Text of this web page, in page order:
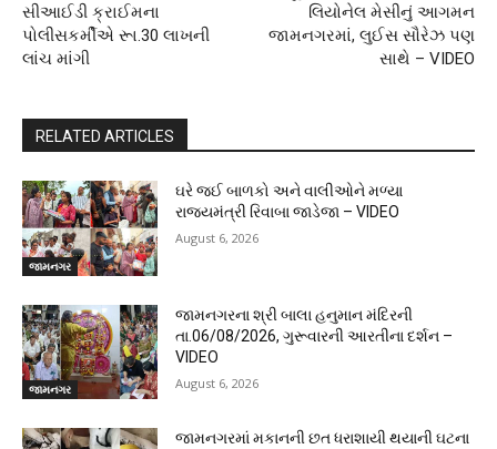
સીઆઈડી ક્રાઈમના
પોલીસકર્મીએ રૂા.30 લાખની
લાંચ માંગી
લિયોનેલ મેસીનું આગમન
જામનગરમાં, લુઈસ સૌરેઝ પણ
સાથે – VIDEO
RELATED ARTICLES
જામનગર
ઘરે જઈ બાળકો અને વાલીઓને મળ્યા
રાજ્યમંત્રી રિવાબા જાડેજા – VIDEO
August 6, 2026
જામનગર
જામનગરના શ્રી બાલા હનુમાન મંદિરની
તા.06/08/2026, ગુરૂવારની આરતીના દર્શન –
VIDEO
August 6, 2026
જામનગરમાં મકાનની છત ધરાશાયી થયાની ઘટના